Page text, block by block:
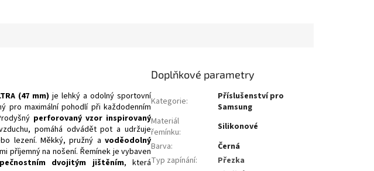
(47 mm) je lehký a odolný sportovní
pro maximální pohodlí při každodenním
perforovaný vzor inspirovaný
pomáhá odvádět pot a udržuje
lezení. Měkký, pružný avoděodolný
příjemný na nošení. Řemínek je vybaven
dvojitým jištěním, která
Doplňkové parametry
Kategorie:
Příslušenství pro
Samsung
Materiál
řemínku:
Silikonové
Barva:
Černá
Typ zapínání:
Přezka